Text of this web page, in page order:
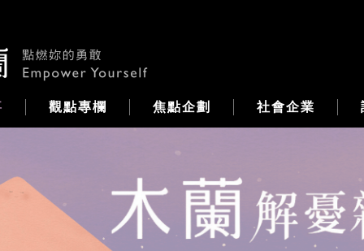
觀點專欄 焦點企劃 社會企業